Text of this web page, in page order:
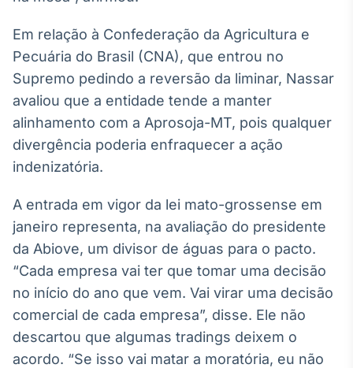
Em relação à Confederação da Agricultura e
Pecuária do Brasil (CNA), que entrou no
Supremo pedindo a reversão da liminar, Nassar
avaliou que a entidade tende a manter
alinhamento com a Aprosoja-MT, pois qualquer
divergência poderia enfraquecer a ação
indenizatória.
A entrada em vigor da lei mato-grossense em
janeiro representa, na avaliação do presidente
da Abiove, um divisor de águas para o pacto.
“Cada empresa vai ter que tomar uma decisão
no início do ano que vem. Vai virar uma decisão
comercial de cada empresa”, disse. Ele não
descartou que algumas tradings deixem o
acordo. “Se isso vai matar a moratória, eu não